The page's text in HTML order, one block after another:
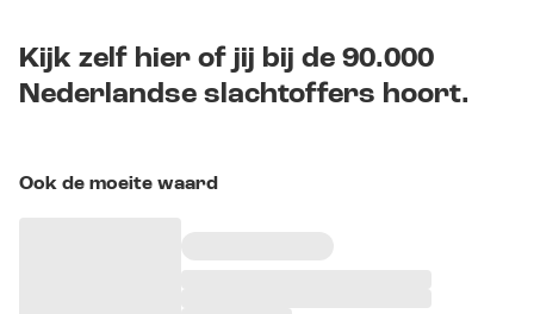
Kijk zelf hier of jij bij de 90.000
Nederlandse slachtoffers hoort.
Ook de moeite waard